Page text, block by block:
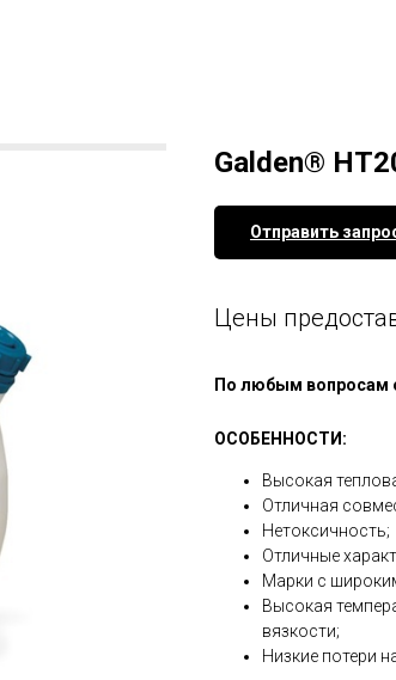
Galden®
Отправить
Цены
По любым вопросам
ОСОБЕННОСТИ:
Высокая
Отличная
Нетоксичность;
Отличные
Марки с
Высокая
вязкости;
Низкие потери